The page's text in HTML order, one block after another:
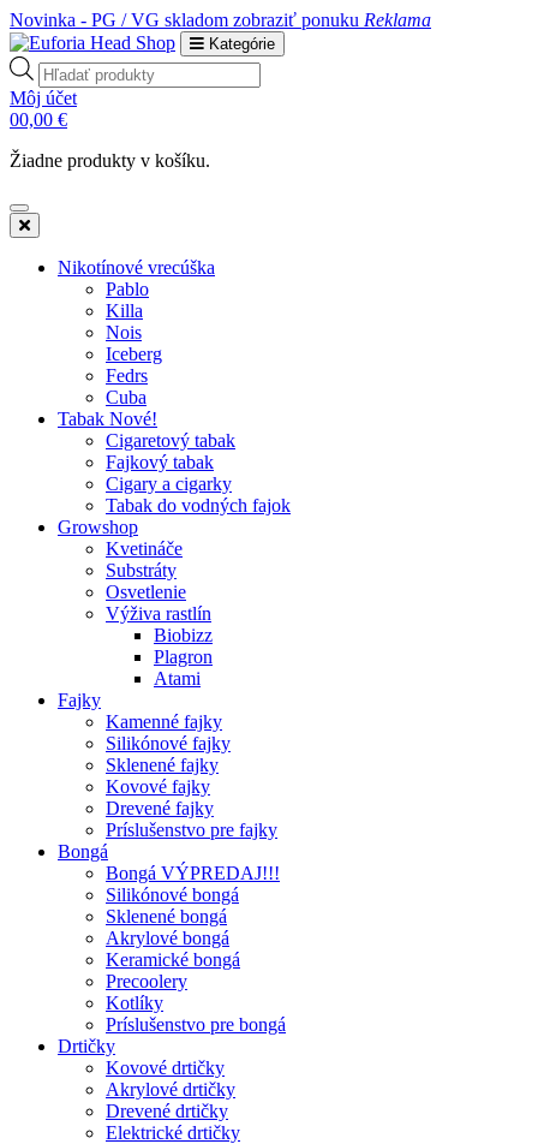
Novinka - PG / VG skladom zobraziť ponuku Reklama
Kategórie
Products
search
Môj účet
00,00 €
Žiadne produkty v košíku.
Nikotínové vrecúška
Pablo
Killa
Nois
Iceberg
Fedrs
Cuba
Tabak Nové!
Cigaretový tabak
Fajkový tabak
Cigary a cigarky
Tabak do vodných fajok
Growshop
Kvetináče
Substráty
Osvetlenie
Výživa rastlín
Biobizz
Plagron
Atami
Fajky
Kamenné fajky
Silikónové fajky
Sklenené fajky
Kovové fajky
Drevené fajky
Príslušenstvo pre fajky
Bongá
Bongá VÝPREDAJ!!!
Silikónové bongá
Sklenené bongá
Akrylové bongá
Keramické bongá
Precoolery
Kotlíky
Príslušenstvo pre bongá
Drtičky
Kovové drtičky
Akrylové drtičky
Drevené drtičky
Elektrické drtičky